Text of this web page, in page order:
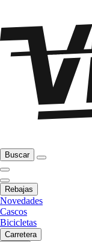
Buscar
Rebajas
Novedades
Cascos
Bicicletas
Carretera